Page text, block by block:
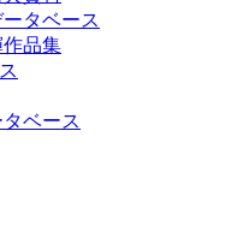
タベース
品集
ベース